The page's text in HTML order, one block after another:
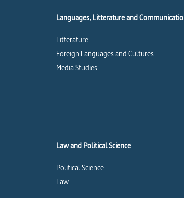
Languages, Litterature and
Litterature
Foreign Languages and Cultures
Media Studies
Law and Political Science
Political Science
Law